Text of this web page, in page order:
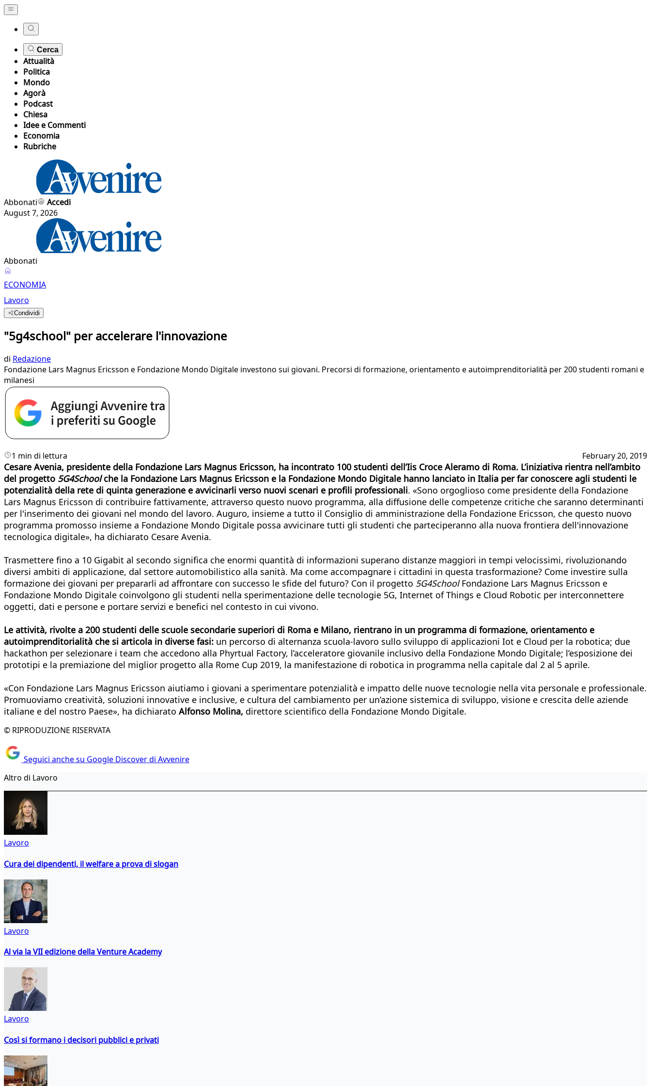
Cerca
Attualità
Politica
Mondo
Agorà
Podcast
Chiesa
Idee e Commenti
Economia
Rubriche
Abbonati
Accedi
August 7, 2026
Abbonati
ECONOMIA
Lavoro
Condividi
"5g4school" per accelerare l'innovazione
di Redazione
Fondazione Lars Magnus Ericsson e Fondazione Mondo Digitale investono sui giovani. Precorsi di formazione, orientamento e autoimprenditorialità per 200 studenti romani e
milanesi
1 min di lettura February 20, 2019
Cesare Avenia, presidente della Fondazione Lars Magnus Ericsson, ha incontrato 100 studenti dell’Iis Croce Aleramo di Roma. L’iniziativa rientra nell’ambito
del progetto 5G4Schoolche la Fondazione Lars Magnus Ericsson e la Fondazione Mondo Digitale hanno lanciato in Italia per far conoscere agli studenti le
potenzialità della rete di quinta generazione e avvicinarli verso nuovi scenari e profili professionali. «Sono orgoglioso come presidente della Fondazione
Lars Magnus Ericsson di contribuire fattivamente, attraverso questo nuovo programma, alla diffusione delle competenze critiche che saranno determinanti
per l'inserimento dei giovani nel mondo del lavoro. Auguro, insieme a tutto il Consiglio di amministrazione della Fondazione Ericsson, che questo nuovo
programma promosso insieme a Fondazione Mondo Digitale possa avvicinare tutti gli studenti che parteciperanno alla nuova frontiera dell'innovazione
tecnologica digitale», ha dichiarato Cesare Avenia.
Trasmettere fino a 10 Gigabit al secondo significa che enormi quantità di informazioni superano distanze maggiori in tempi velocissimi, rivoluzionando
diversi ambiti di applicazione, dal settore automobilistico alla sanità. Ma come accompagnare i cittadini in questa trasformazione? Come investire sulla
formazione dei giovani per prepararli ad affrontare con successo le sfide del futuro? Con il progetto 5G4SchoolFondazione Lars Magnus Ericsson e
Fondazione Mondo Digitale coinvolgono gli studenti nella sperimentazione delle tecnologie 5G, Internet of Things e Cloud Robotic per interconnettere
oggetti, dati e persone e portare servizi e benefici nel contesto in cui vivono.
Le attività, rivolte a 200 studenti delle scuole secondarie superiori di Roma e Milano, rientrano in un programma di formazione, orientamento e
autoimprenditorialità che si articola in diverse fasi: un percorso di alternanza scuola-lavoro sullo sviluppo di applicazioni Iot e Cloud per la robotica; due
hackathon per selezionare i team che accedono alla Phyrtual Factory, l’acceleratore giovanile inclusivo della Fondazione Mondo Digitale; l’esposizione dei
prototipi e la premiazione del miglior progetto alla Rome Cup 2019, la manifestazione di robotica in programma nella capitale dal 2 al 5 aprile.
«Con Fondazione Lars Magnus Ericsson aiutiamo i giovani a sperimentare potenzialità e impatto delle nuove tecnologie nella vita personale e professionale.
Promuoviamo creatività, soluzioni innovative e inclusive, e cultura del cambiamento per un’azione sistemica di sviluppo, visione e crescita delle aziende
italiane e del nostro Paese», ha dichiarato Alfonso Molina, direttore scientifico della Fondazione Mondo Digitale.
© RIPRODUZIONE RISERVATA
Seguici anche su Google Discover di Avvenire
Altro di Lavoro
Lavoro
Cura dei dipendenti, il welfare a prova di slogan
Lavoro
Al via la VII edizione della Venture Academy
Lavoro
Così si formano i decisori pubblici e privati